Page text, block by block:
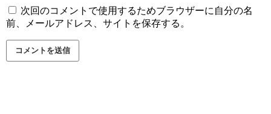
次回のコメントで使用するためブラウザーに自分の名
前、メールアドレス、サイトを保存する。